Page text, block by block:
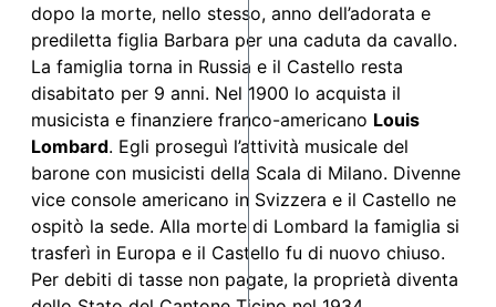
dopo la morte, nello stesso, anno dell’adorata e
prediletta figlia Barbara per una caduta da cavallo.
La famiglia torna in Russia e il Castello resta
disabitato per 9 anni. Nel 1900 lo acquista il
musicista e finanziere franco-americano Louis
Lombard. Egli proseguì l’attività musicale del
barone con musicisti della Scala di Milano. Divenne
vice console americano in Svizzera e il Castello ne
ospitò la sede. Alla morte di Lombard la famiglia si
trasferì in Europa e il Castello fu di nuovo chiuso.
Per debiti di tasse non pagate, la proprietà diventa